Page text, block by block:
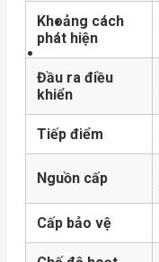
Khoảng cách
phát hiện
Đầu ra điều
khiển
Tiếp điểm
Nguồn cấp
Cấp bảo vệ